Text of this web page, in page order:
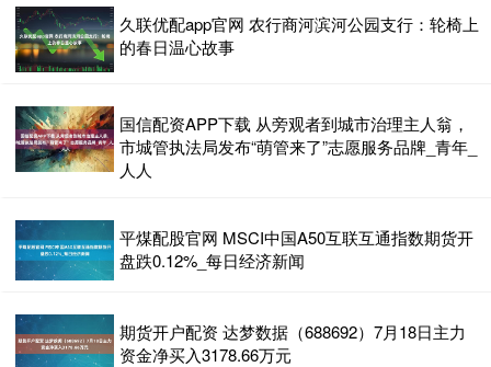
久联优配app官网 农行商河滨河公园支行：轮椅上
的春日温心故事
国信配资APP下载 从旁观者到城市治理主人翁，
市城管执法局发布“萌管来了”志愿服务品牌_青年_
人人
平煤配股官网 MSCI中国A50互联互通指数期货开
盘跌0.12%_每日经济新闻
期货开户配资 达梦数据（688692）7月18日主力
资金净买入3178.66万元